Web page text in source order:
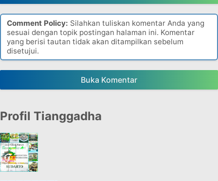
Comment Policy: Silahkan tuliskan komentar Anda yang
sesuai dengan topik postingan halaman ini. Komentar
yang berisi tautan tidak akan ditampilkan sebelum
disetujui.
Buka Komentar
Profil Tianggadha